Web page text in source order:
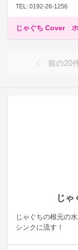
じ
じゃぐちの根元の
シンクに流す！
TEL: 0192-26-1256
じゃぐち Cover
前の20